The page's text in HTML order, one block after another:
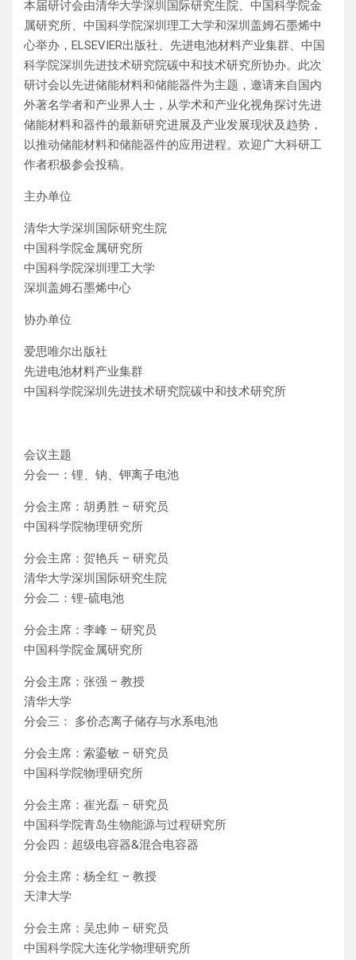
本届研讨会由清华大学深圳国际研究生院、中国科学院金
属研究所、中国科学院深圳理工大学和深圳盖姆石墨烯中
心举办，ELSEVIER出版社、先进电池材料产业集群、中国
科学院深圳先进技术研究院碳中和技术研究所协办。此次
研讨会以先进储能材料和储能器件为主题，邀请来自国内
外著名学者和产业界人士，从学术和产业化视角探讨先进
储能材料和器件的最新研究进展及产业发展现状及趋势，
以推动储能材料和储能器件的应用进程。欢迎广大科研工
作者积极参会投稿。
主办单位
清华大学深圳国际研究生院
中国科学院金属研究所
中国科学院深圳理工大学
深圳盖姆石墨烯中心
协办单位
爱思唯尔出版社
先进电池材料产业集群
中国科学院深圳先进技术研究院碳中和技术研究所
会议主题
分会一：锂、钠、钾离子电池
分会主席：胡勇胜 – 研究员
中国科学院物理研究所
分会主席：贺艳兵 – 研究员
清华大学深圳国际研究生院
分会二：锂-硫电池
分会主席：李峰 – 研究员
中国科学院金属研究所
分会主席：张强 – 教授
清华大学
分会三： 多价态离子储存与水系电池
分会主席：索鎏敏 – 研究员
中国科学院物理研究所
分会主席：崔光磊 – 研究员
中国科学院青岛生物能源与过程研究所
分会四：超级电容器&混合电容器
分会主席：杨全红 – 教授
天津大学
分会主席：吴忠帅 – 研究员
中国科学院大连化学物理研究所